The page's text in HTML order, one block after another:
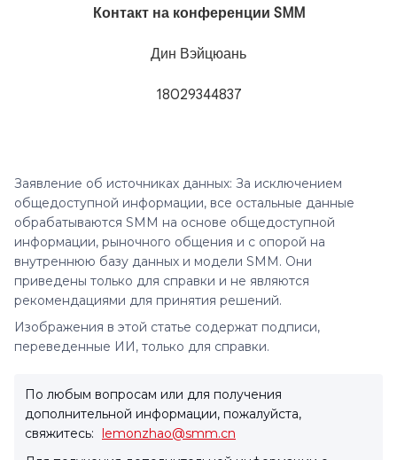
Контакт на конференции SMM
Дин Вэйцюань
18029344837
Заявление об источниках данных: За исключением
общедоступной информации, все остальные данные
обрабатываются SMM на основе общедоступной
информации, рыночного общения и с опорой на
внутреннюю базу данных и модели SMM. Они
приведены только для справки и не являются
рекомендациями для принятия решений.
Изображения в этой статье содержат подписи,
переведенные ИИ, только для справки.
По любым вопросам или для получения
дополнительной информации, пожалуйста,
свяжитесь: lemonzhao@smm.cn